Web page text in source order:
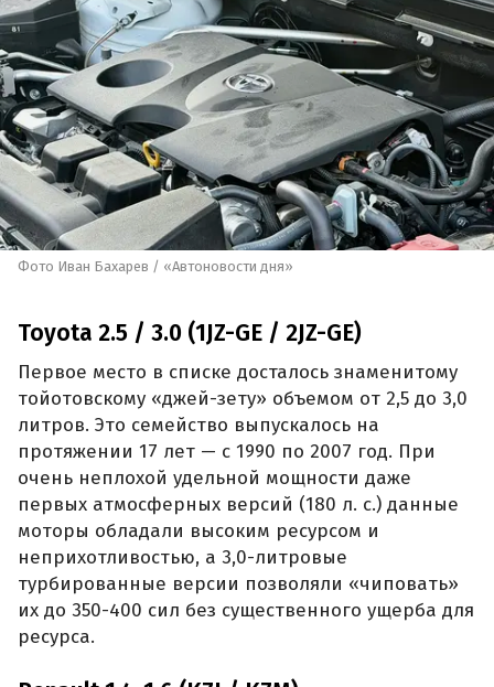
Фото Иван Бахарев / «Автоновости дня»
Toyota 2.5 / 3.0 (1JZ-GE / 2JZ-GE)
Первое место в списке досталось знаменитому
тойотовскому «джей-зету» объемом от 2,5 до 3,0
литров. Это семейство выпускалось на
протяжении 17 лет — с 1990 по 2007 год. При
очень неплохой удельной мощности даже
первых атмосферных версий (180 л. с.) данные
моторы обладали высоким ресурсом и
неприхотливостью, а 3,0-литровые
турбированные версии позволяли «чиповать»
их до 350-400 сил без существенного ущерба для
ресурса.